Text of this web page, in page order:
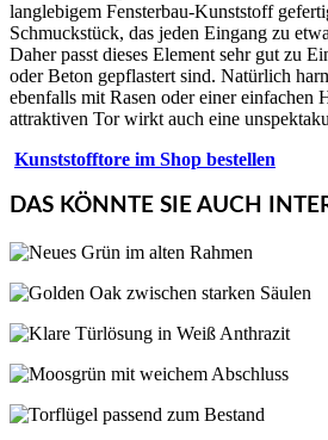
langlebigem Fensterbau-Kunststoff
Schmuckstück, das jeden Eingang zu
Daher passt dieses Element sehr gut zu
oder Beton gepflastert sind. Natürlich
ebenfalls mit Rasen oder einer einfachen
attraktiven Tor wirkt auch eine
Kunststofftore im Shop bestellen
DAS KÖNNTE SIE AUCH